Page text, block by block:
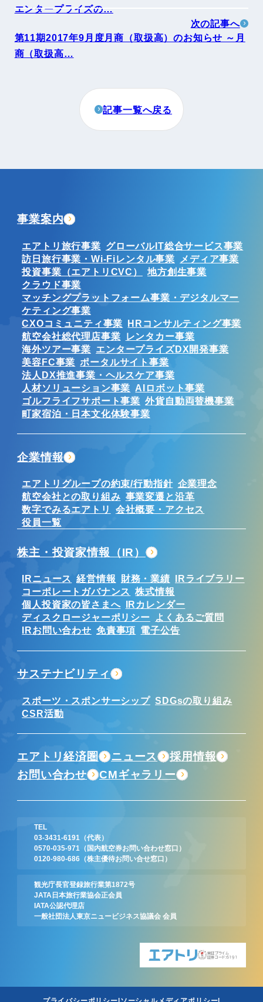
エンタープライズの…
次の記事へ
第11期2017年9月度月商（取扱高）のお知らせ ～月
商（取扱高…
記事一覧へ戻る
TEL
03-3431-6191
（代表）
0570-035-971
（国内航空券お問い合わせ窓口）
0120-980-686 （株主優待お問い合せ窓口）
観光庁長官登録旅行業第1872号
JATA日本旅行業協会正会員
IATA公認代理店
一般社団法人東京ニュービジネス協議会 会員
東証プライム
証券コード:6191
事業案内
エアトリ旅行事業 グローバルIT総合サービス事業
訪日旅行事業・Wi-Fiレンタル事業
メディア事業
投資事業（エアトリCVC）
地方創生事業
クラウド事業
マッチングプラットフォーム事業・デジタルマー
ケティング事業
CXOコミュニティ事業 HRコンサルティング事業
航空会社総代理店事業
レンタカー事業
海外ツアー事業 エンタープライズDX開発事業
美容FC事業 ポータルサイト事業
法人DX推進事業・ヘルスケア事業
人材ソリューション事業 AIロボット事業
ゴルフライフサポート事業 外貨自動両替機事業
町家宿泊・日本文化体験事業
企業情報
エアトリグループの約束/行動指針 企業理念
航空会社との取り組み 事業変遷と沿革
数字でみるエアトリ
会社概要・アクセス
役員一覧
株主・投資家情報（IR）
IRニュース 経営情報 財務・業績 IRライブラリー
コーポレートガバナンス 株式情報
個人投資家の皆さまへ IRカレンダー
ディスクロージャーポリシー
よくあるご質問
IRお問い合わせ 免責事項 電子公告
サステナビリティ
スポーツ・スポンサーシップ SDGsの取り組み
CSR活動
エアトリ経済圏 ニュース
採用情報
お問い合わせ
CMギャラリー
プライバシーポリシー ソーシャルメディアポリシー